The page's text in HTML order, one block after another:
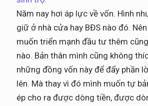
Năm nay hơi áp lực về vốn. Hình
giữ ở nhà cửa hay BĐS nào đó.
muốn triển mạnh đầu tư thêm
nào. Bản thân mình cũng không
những đồng vốn này để đẩy phần
lên. Mà thay vì đó mình muốn tự
ép cho ra được dòng tiền, được